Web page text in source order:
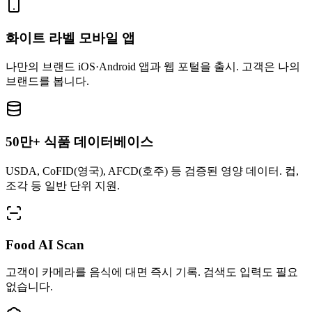
화이트 라벨 모바일 앱
나만의 브랜드 iOS·Android 앱과 웹 포털을 출시. 고객은 나의
브랜드를 봅니다.
50만+ 식품 데이터베이스
USDA, CoFID(영국), AFCD(호주) 등 검증된 영양 데이터. 컵,
조각 등 일반 단위 지원.
Food AI Scan
고객이 카메라를 음식에 대면 즉시 기록. 검색도 입력도 필요
없습니다.